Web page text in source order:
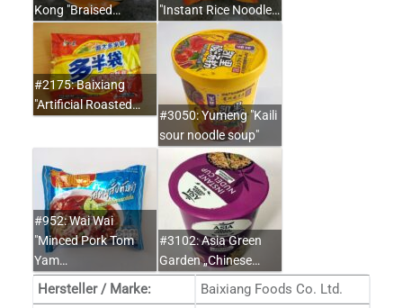
Kong "Braised…
"Instant Rice Noodle…
#2175: Baixiang
"Artificial Roasted…
#3050: Yumeng "Kaili
sour noodle soup"
#952: Wai Wai
"Minced Pork Tom
Yam…
#3102: Asia Green
Garden „Chinese…
Hersteller / Marke: Baixiang Foods Co. Ltd.